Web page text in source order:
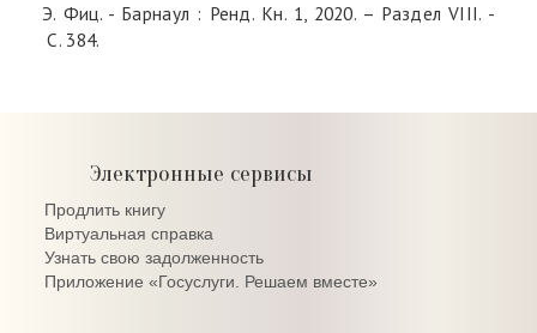
Э. Фиц. - Барнаул : Ренд. Кн. 1, 2020. – Раздел VIII. -
C. 384.
Электронные сервисы
Продлить книгу
Виртуальная справка
Узнать свою задолженность
Приложение «Госуслуги. Решаем вместе»